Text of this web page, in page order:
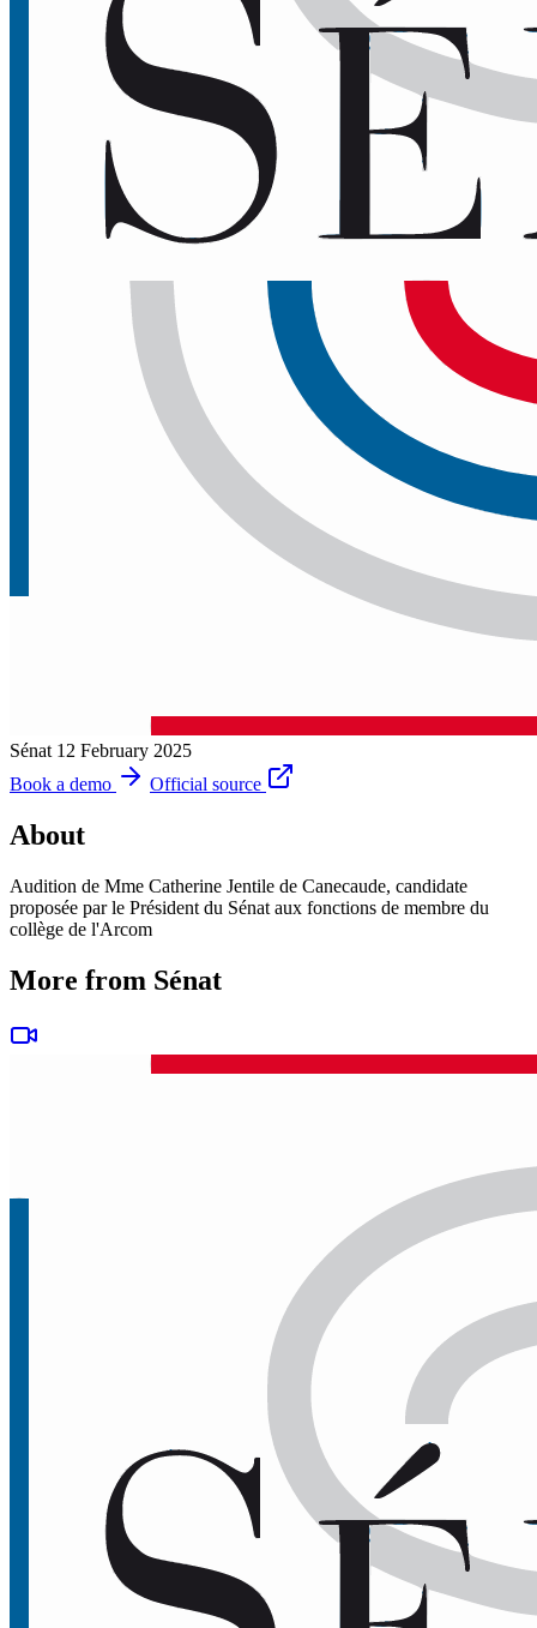
Sénat 12 February 2025
Book a demo
Official source
About
Audition de Mme Catherine Jentile de Canecaude, candidate
proposée par le Président du Sénat aux fonctions de membre du
collège de l'Arcom
More from Sénat